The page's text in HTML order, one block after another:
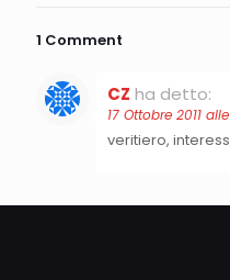
1 Comment
CZ ha detto:
17 Ottobre 2011
veritiero,